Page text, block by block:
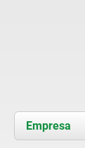
Empresa